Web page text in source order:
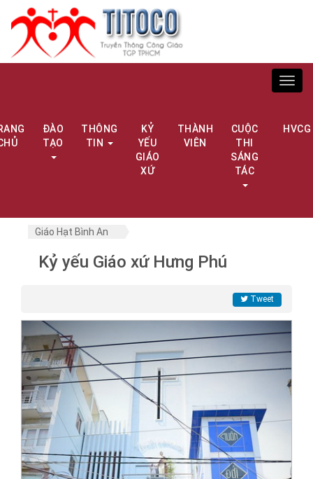
ĐÀO
TẠO
THÔNG
TIN
KỶ
YẾU
GIÁO
XỨ
THÀNH
VIÊN
CUỘC
THI
SÁNG
TÁC
HVCG
Giáo Hạt Bình An
Kỷ yếu Giáo xứ Hưng Phú
Tweet